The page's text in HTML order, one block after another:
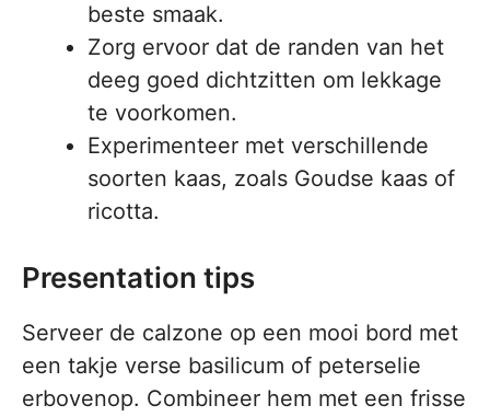
beste smaak.
Zorg ervoor dat de randen van het
deeg goed dichtzitten om lekkage
te voorkomen.
Experimenteer met verschillende
soorten kaas, zoals Goudse kaas of
ricotta.
Presentation tips
Serveer de calzone op een mooi bord met
een takje verse basilicum of peterselie
erbovenop. Combineer hem met een frisse